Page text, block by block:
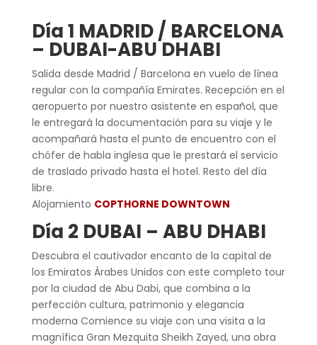
Día 1 MADRID / BARCELONA
– DUBAI-ABU DHABI
Salida desde Madrid / Barcelona en vuelo de línea
regular con la compañía Emirates. Recepción en el
aeropuerto por nuestro asistente en español, que
le entregará la documentación para su viaje y le
acompañará hasta el punto de encuentro con el
chófer de habla inglesa que le prestará el servicio
de traslado privado hasta el hotel. Resto del día
libre.
Alojamiento COPTHORNE DOWNTOWN
Día 2 DUBAI – ABU DHABI
Descubra el cautivador encanto de la capital de
los Emiratos Árabes Unidos con este completo tour
por la ciudad de Abu Dabi, que combina a la
perfección cultura, patrimonio y elegancia
moderna Comience su viaje con una visita a la
magnífica Gran Mezquita Sheikh Zayed, una obra